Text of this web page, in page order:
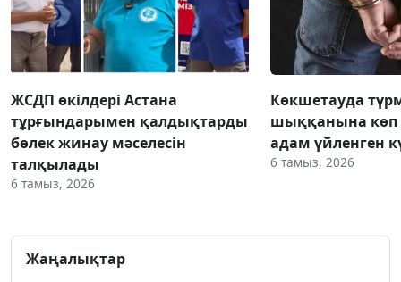
ЖСДП өкілдері Астана
тұрғындарымен қалдықтарды
бөлек жинау мәселесін
талқылады
6 тамыз, 2026
Көкшетауда
шыққанына көп
адам үйленген
6 тамыз, 2026
Жаңалықтар